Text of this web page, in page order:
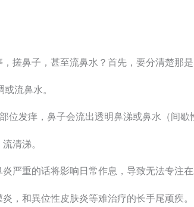
搓鼻子，甚至流鼻水？首先，要分清楚那
流鼻水。
位发痒，鼻子会流出透明鼻涕或鼻水（间歇
清涕。
严重的话将影响日常作息，导致无法专注
，和異位性皮肤炎等难治疗的长手尾顽疾。